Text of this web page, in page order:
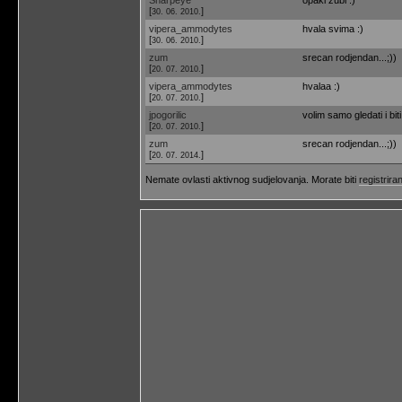
[30. 06. 2010. ]
vipera_ammodytes
[30. 06. 2010. ]
hvala svima :)
zum
[20. 07. 2010. ]
srecan rodjendan...;))
vipera_ammodytes
[20. 07. 2010. ]
hvalaa :)
jpogorilic
[20. 07. 2010. ]
volim samo gledati i
zum
[20. 07. 2014. ]
srecan rodjendan...;))
Nemate ovlasti aktivnog sudjelovanja. Morate biti